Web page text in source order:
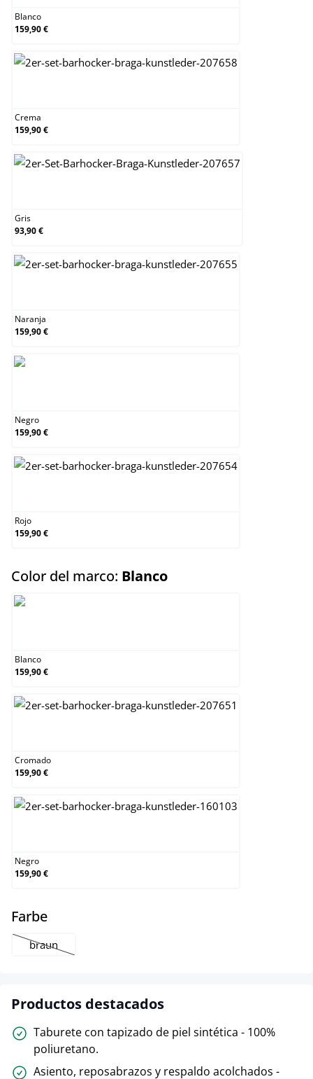
Blanco
159,90 €
Crema
159,90 €
Gris
93,90 €
Naranja
159,90 €
Negro
159,90 €
Rojo
159,90 €
Color del marco: Blancoselect
Blanco
159,90 €
Cromado
159,90 €
Negro
159,90 €
Farbeselect
braun
(Esta opción no está disponible en este momento.)
Productos destacados
Taburete con tapizado de piel sintética - 100%
poliuretano.
Asiento, reposabrazos y respaldo acolchados -